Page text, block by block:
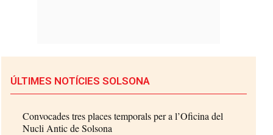
ÚLTIMES NOTÍCIES SOLSONA
Convocades tres places temporals per a l’Oficina del
Nucli Antic de Solsona